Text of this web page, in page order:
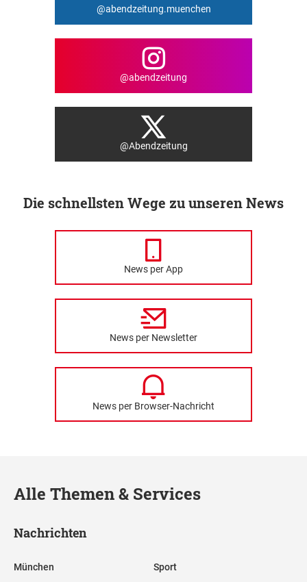
@abendzeitung.muenchen
@abendzeitung
@Abendzeitung
Die schnellsten Wege zu unseren News
News per App
News per Newsletter
News per Browser-Nachricht
Alle Themen & Services
Nachrichten
München Sport